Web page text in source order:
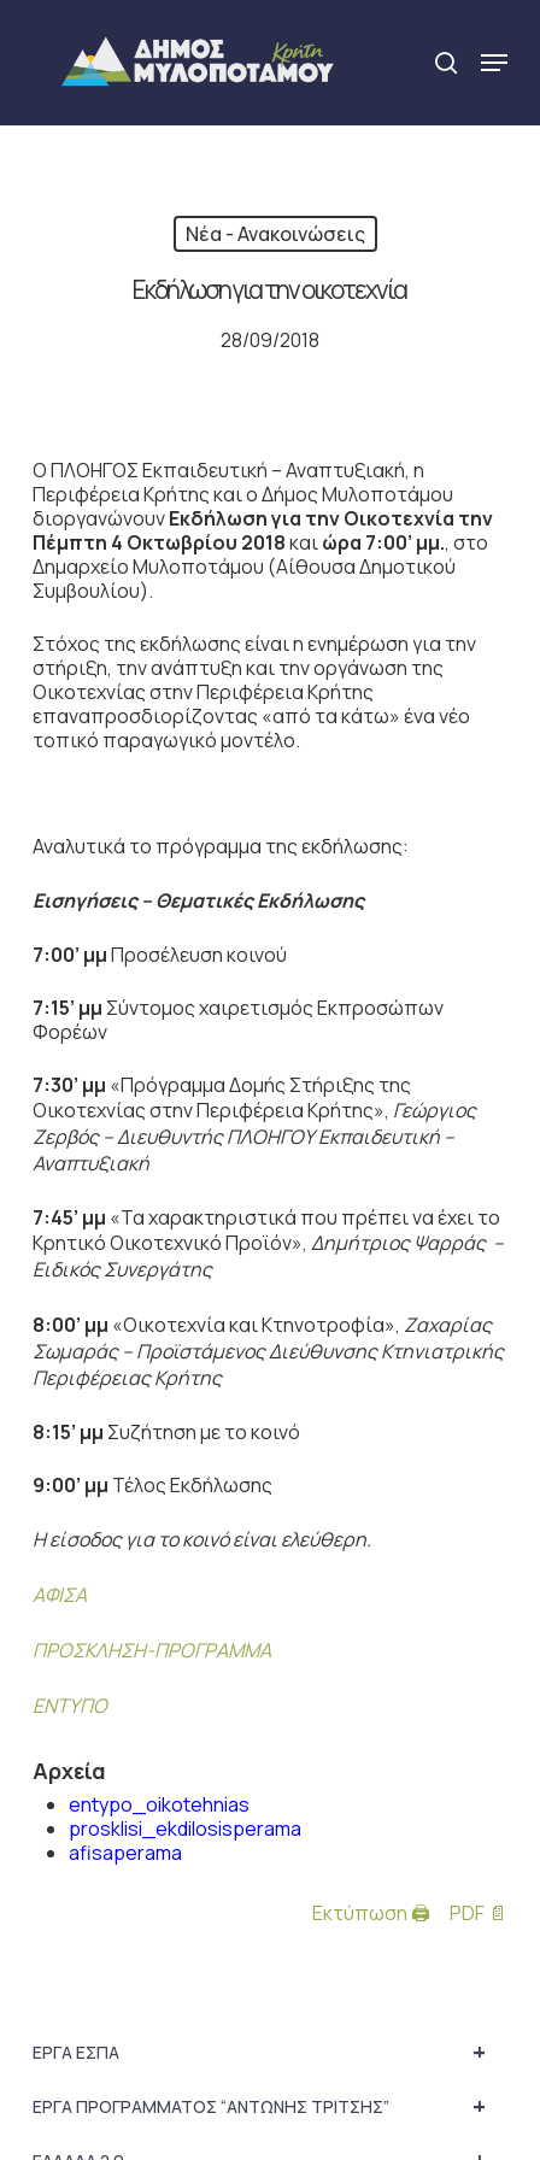
content
search
Menu
Νέα - Ανακοινώσεις
Εκδήλωση για την οικοτεχνία
28/09/2018
Ο ΠΛΟΗΓΟΣ Εκπαιδευτική – Αναπτυξιακή, η
Περιφέρεια Κρήτης και ο Δήμος Μυλοποτάμου
διοργανώνουνΕκδήλωση για την Οικοτεχνία την
Πέμπτη 4 Οκτωβρίου 2018καιώρα 7:00’ μμ., στο
Δημαρχείο Μυλοποτάμου (Αίθουσα Δημοτικού
Συμβουλίου).
Στόχος της εκδήλωσης είναι η ενημέρωση για την
στήριξη, την ανάπτυξη και την οργάνωση της
Οικοτεχνίας στην Περιφέρεια Κρήτης
επαναπροσδιορίζοντας «από τα κάτω» ένα νέο
τοπικό παραγωγικό μοντέλο.
Αναλυτικά το πρόγραμμα της εκδήλωσης:
Εισηγήσεις – Θεματικές Εκδήλωσης
7:00’ μμΠροσέλευση κοινού
7:15’ μμ Σύντομος χαιρετισμός Εκπροσώπων
Φορέων
7:30’ μμ «Πρόγραμμα Δομής Στήριξης της
Οικοτεχνίας στην Περιφέρεια Κρήτης», Γεώργιος
Ζερβός – Διευθυντής ΠΛΟΗΓΟΥ Εκπαιδευτική –
Αναπτυξιακή
7:45’ μμ «Τα χαρακτηριστικά που πρέπει να έχει το
Κρητικό Οικοτεχνικό Προϊόν», Δημήτριος Ψαρράς –
Ειδικός Συνεργάτης
8:00’ μμ «Οικοτεχνία και Κτηνοτροφία», Ζαχαρίας
Σωμαράς – Προϊστάμενος Διεύθυνσης Κτηνιατρικής
Περιφέρειας Κρήτης
8:15’ μμ Συζήτηση με το κοινό
9:00’ μμ Τέλος Εκδήλωσης
Η είσοδος για το κοινό είναι ελεύθερη.
ΑΦΙΣΑ
ΠΡΟΣΚΛΗΣΗ-ΠΡΟΓΡΑΜΜΑ
ΕΝΤΥΠΟ
Αρχεία
entypo_oikotehnias
prosklisi_ekdilosisperama
afisaperama
Εκτύπωση 🖨 PDF 📄
+
ΕΡΓΑ ΕΣΠΑ
+
ΕΡΓΑ ΠΡΟΓΡΑΜΜΑΤΟΣ “ΑΝΤΩΝΗΣ ΤΡΙΤΣΗΣ”
Close